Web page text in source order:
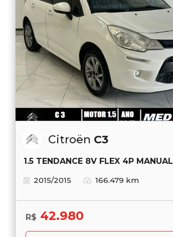
Citroën C3
1.5 TENDANCE 8V FLEX 4P MANUAL
2015/2015
166.479 km
R$ 42.980